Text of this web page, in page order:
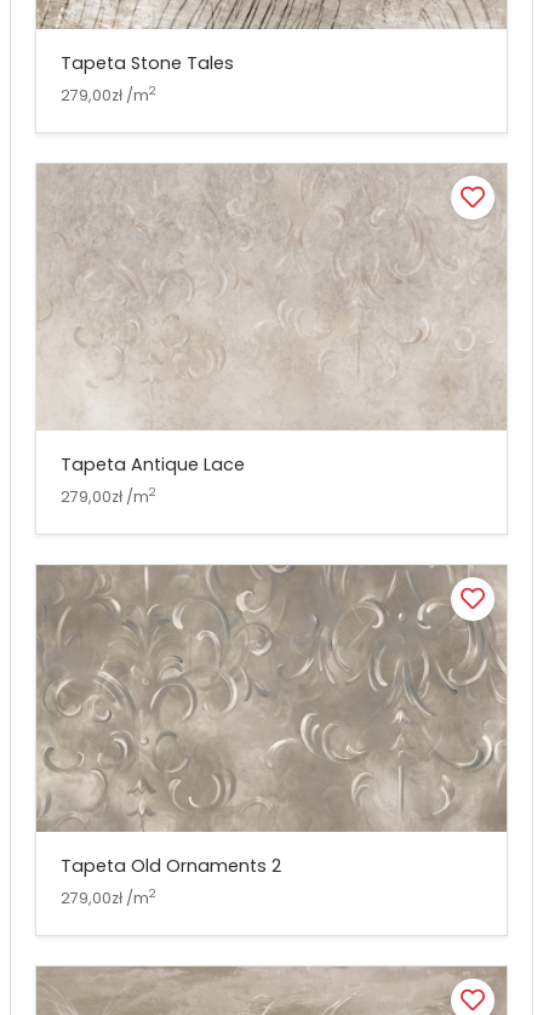
Tapeta Stone Tales
279,00zł /m2
Tapeta Antique Lace
279,00zł /m2
Tapeta Old Ornaments 2
279,00zł /m2